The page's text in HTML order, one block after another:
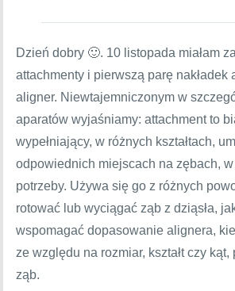
Dzień dobry 🙂. 10 listopada miałam
attachmenty i pierwszą parę nakładek
aligner. Niewtajemniczonym w
aparatów wyjaśniamy: attachment to
wypełniający, w różnych kształtach,
odpowiednich miejscach na zębach,
potrzeby. Używa się go z różnych
rotować lub wyciągać ząb z dziąsła,
wspomagać dopasowanie alignera,
ze względu na rozmiar, kształt czy
ząb.